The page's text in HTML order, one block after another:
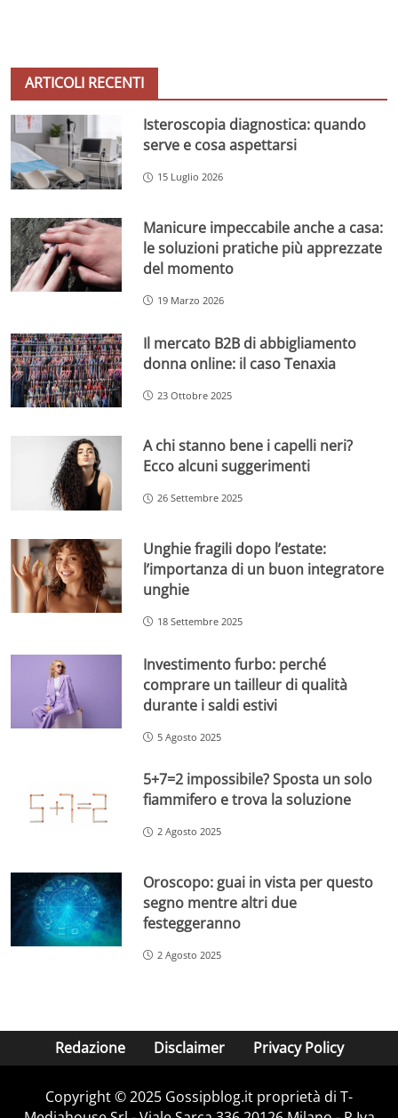
ARTICOLI RECENTI
Isteroscopia diagnostica: quando
serve e cosa aspettarsi
15 Luglio 2026
Manicure impeccabile anche a casa:
le soluzioni pratiche più apprezzate
del momento
19 Marzo 2026
Il mercato B2B di abbigliamento
donna online: il caso Tenaxia
23 Ottobre 2025
A chi stanno bene i capelli neri?
Ecco alcuni suggerimenti
26 Settembre 2025
Unghie fragili dopo l’estate:
l’importanza di un buon integratore
unghie
18 Settembre 2025
Investimento furbo: perché
comprare un tailleur di qualità
durante i saldi estivi
5 Agosto 2025
5+7=2 impossibile? Sposta un solo
fiammifero e trova la soluzione
2 Agosto 2025
Oroscopo: guai in vista per questo
segno mentre altri due
festeggeranno
2 Agosto 2025
Redazione Disclaimer Privacy Policy
Copyright © 2025 Gossipblog.it proprietà di T-